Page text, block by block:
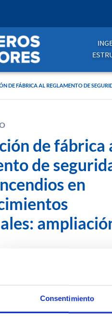
Consentimiento
DE FÁBRICA AL REGLAMENTO DE
de fábrica
de
en
correctoras necesarias
“Reglamento de Seguridad
Industriales” (Real
El edificio industrial, ubicado en
de una superficie construida